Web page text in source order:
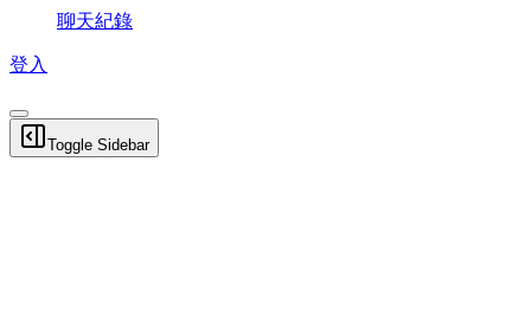
聊天紀錄
登入
Toggle Sidebar